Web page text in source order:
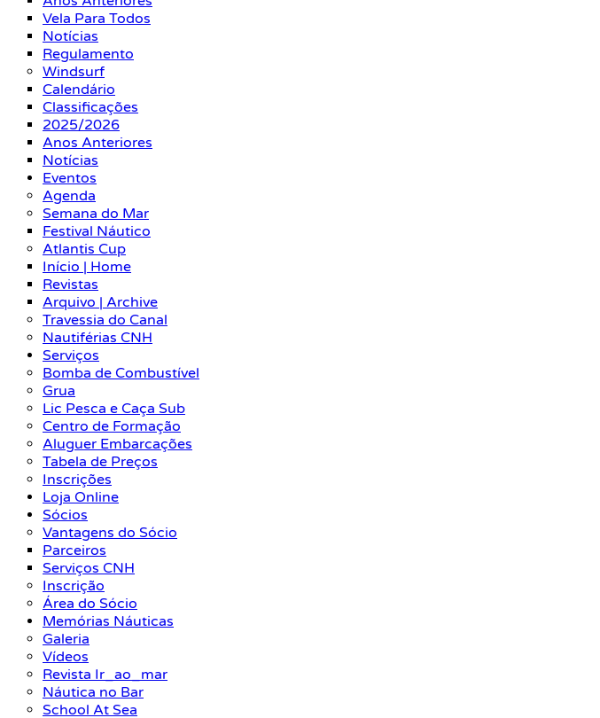
Vela Para Todos
Notícias
Regulamento
Windsurf
Calendário
Classificações
2025/2026
Anos Anteriores
Notícias
Eventos
Agenda
Semana do Mar
Festival Náutico
Atlantis Cup
Início | Home
Revistas
Arquivo | Archive
Travessia do Canal
Nautiférias CNH
Serviços
Bomba de Combustível
Grua
Lic Pesca e Caça Sub
Centro de Formação
Aluguer Embarcações
Tabela de Preços
Inscrições
Loja Online
Sócios
Vantagens do Sócio
Parceiros
Serviços CNH
Inscrição
Área do Sócio
Memórias Náuticas
Galeria
Vídeos
Revista Ir_ao_mar
Náutica no Bar
School At Sea